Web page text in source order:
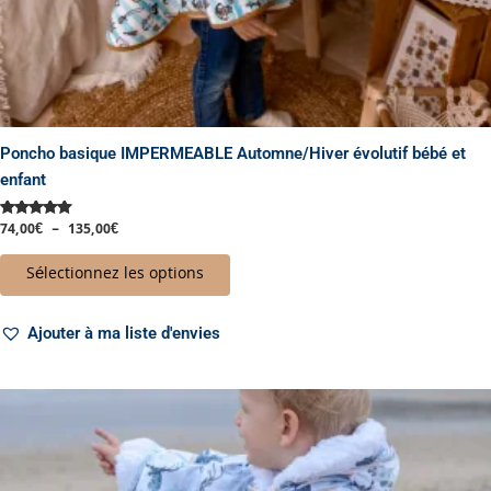
Poncho basique IMPERMEABLE Automne/Hiver évolutif bébé et
enfant
Note
5.00
sur 5
74,00€ – 135,00€
Sélectionnez les options
produit
Ajouter à ma liste d'envies
Plage
prix :
67,00€
à
Ce
produit
a
plusieurs